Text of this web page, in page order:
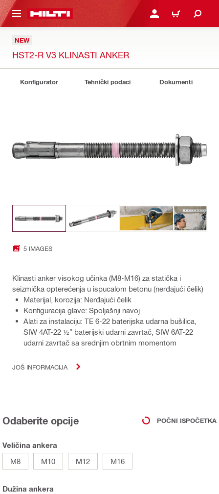
SADRŽAJ PRIJAVITE SE ILI SE
KORPA
NEW
HST2-R V3 KLINASTI ANKER
Konfigurator Tehnički podaci Dokumenti
5 IMAGES
Klinasti anker visokog učinka (M8-M16) za statička i
seizmička opterećenja u ispucalom betonu (nerđajući čelik)
Materijal, korozija: Nerđajući čelik
Konfiguracija glave: Spoljašnji navoj
Alati za instalaciju: TE 6-22 baterijska udarna bušilica,
SIW 4AT-22 ½” baterijski udarni zavrtač, SIW 6AT-22
udarni zavrtač sa srednjim obrtnim momentom
JOŠ INFORMACIJA
Odaberite opcije POČNI ISPOČETKA
Veličina ankera
M8
M10 M12 M16
Dužina ankera